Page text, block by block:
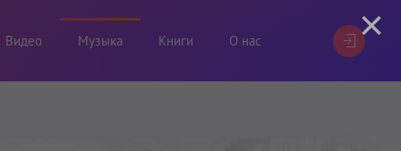
Видео Музыка Книги О нас ×